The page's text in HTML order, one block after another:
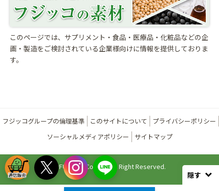
このページでは、サプリメント・食品・医療品・化粧品などの企
画・製造をご検討されている企業様向けに情報を提供しておりま
す。
フジッコグループの倫理基準 このサイトについて
プライバシーポリシー
ソーシャルメディアポリシー
サイトマップ
©FUJICCO Co., Ltd. All Right Reserved.